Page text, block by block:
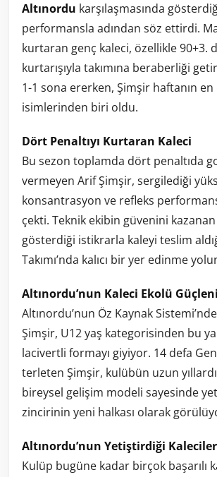
Altınordu karşılaşmasında
performansla adından söz ettirdi.
kurtaran genç kaleci, özellikle 90+3.
kurtarışıyla takımına beraberliği
1-1 sona ererken, Şimşir haftanın
isimlerinden biri oldu.
Dört Penaltıyı Kurtaran Kaleci
Bu sezon toplamda dört penaltıda
vermeyen Arif Şimşir, sergilediği
konsantrasyon ve refleks
çekti. Teknik ekibin güvenini
gösterdiği istikrarla kaleyi teslim
Takımı’nda kalıcı bir yer edinme
Altınordu’nun Kaleci Ekolü
Altınordu’nun Öz Kaynak
Şimşir, U12 yaş kategorisinden bu
lacivertli formayı giyiyor. 14 defa
terleten Şimşir, kulübün uzun
bireysel gelişim modeli sayesinde
zincirinin yeni halkası olarak
Altınordu’nun Yetiştirdiği Kaleciler
Kulüp bugüne kadar birçok başarılı